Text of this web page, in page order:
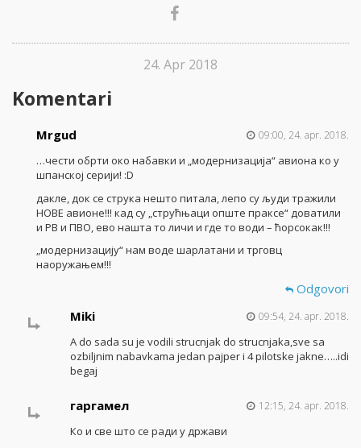
24. Apr 2018
Komentari
Mrgud 09:00, 24. apr. 2018.
…чести обрти око набавки и „модернизација“ авиона ко у
шпанској серији! :D
дакле, док се струка нешто питала, лепо су људи тражили
НОВЕ авионе!!! кад су „струћњаци опште праксе“ доватили
и РВ и ПВО, ево нашта то личи и где то води – ћорсокак!!!
„модернизацију“ нам воде шарлатани и трговц
наоружањем!!!
Odgovori
Miki
09:54, 24. apr. 2018.
A do sada su je vodili strucnjak do strucnjaka,sve sa
ozbiljnim nabavkama jedan pajper i 4 pilotske jakne…..idi
begaj
гаргамел 12:15, 24. apr. 2018.
Ко и све што се ради у држави